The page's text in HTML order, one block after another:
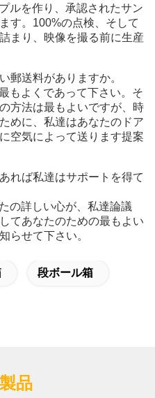
ルを作り、承認されたサン
す。100%の点検、そして
まり、映像を撮る前に生産
郵送料がありますか。
もよくであって下さい。そ
方法は最もよいですが、時
めに、私達はあなたのドア
空気によって送ります提案
れば私達はサポートを得て
の詳しい心が、私達論議
てあなたのための最もよい
らせて下さい。
段ボール箱
品